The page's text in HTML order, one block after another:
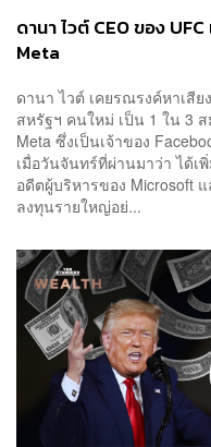
ดานา ไวต์ CEO ของ
Meta
ดานา ไวต์ เคยรณรงค์หาเสี
สหรัฐฯ คนใหม่ เป็น 1 ใน 3
Meta ซึ่งเป็นเจ้าของ
เมื่อวันจันทร์ที่ผ่านมาว่า ได้เ
อดีตผู้บริหารของ Microsoft
ลงทุนรายใหญ่อย่...